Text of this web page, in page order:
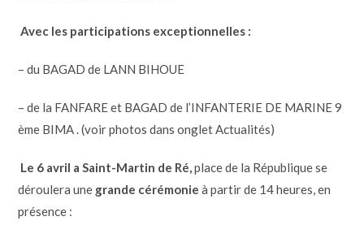
Avec les participations exceptionnelles :
– du BAGAD de LANN BIHOUE
– de la FANFARE et BAGAD de l’INFANTERIE DE MARINE 9
ème BIMA . (voir photos dans onglet Actualités)
Le 6 avril a Saint-Martin de Ré,place de la République se
déroulera une grande cérémonie à partir de 14 heures, en
présence :